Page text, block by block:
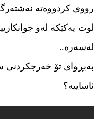
رووى کردووەتە
لوت یەکێکە لەو
لەسەرە..
بەبڕواى تۆ خەرجکردنى
ئاساییە؟